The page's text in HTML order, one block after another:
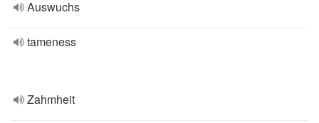
Auswuchs
tameness
Zahmheit